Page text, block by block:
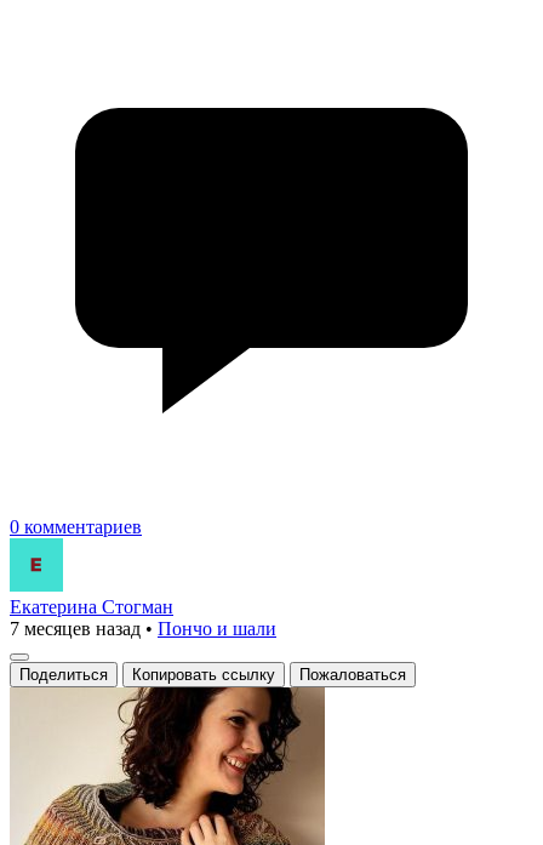
0 комментариев
Екатерина Стогман
7 месяцев назад • Пончо и шали
Поделиться Копировать ссылку Пожаловаться